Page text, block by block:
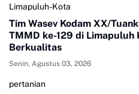
Limapuluh-Kota
Tim Wasev Kodam XX/
TMMD ke-129 di Limapuluh
Berkualitas
Senin, Agustus 03, 2026
pertanian